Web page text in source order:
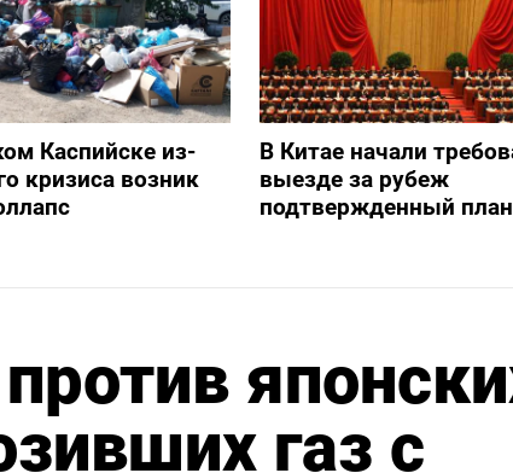
Каспийске из-
кризиса возник
В Китае начали
выезде за рубеж
подтвержденный
газ с